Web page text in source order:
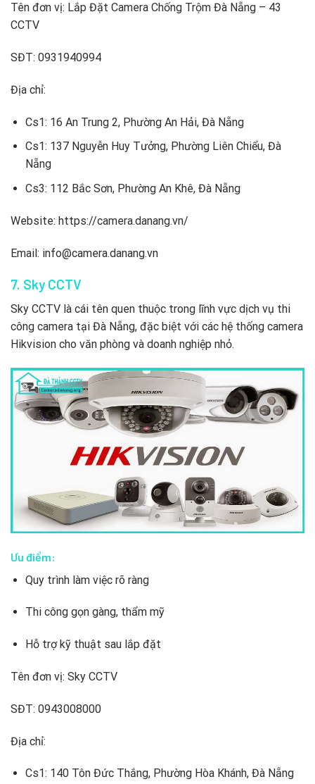
Tên đơn vị: Lắp Đặt Camera Chống Trộm Đà Nẵng – 43
CCTV
SĐT: 0931940994
Địa chỉ:
Cs1: 16 An Trung 2, Phường An Hải, Đà Nẵng
Cs1: 137 Nguyễn Huy Tưởng, Phường Liên Chiểu, Đà
Nẵng
Cs3: 112 Bắc Sơn, Phường An Khê, Đà Nẵng
Website: https://camera.danang.vn/
Email: info@camera.danang.vn
7. Sky CCTV
Sky CCTV là cái tên quen thuộc trong lĩnh vực dịch vụ thi
công camera tại Đà Nẵng, đặc biệt với các hệ thống camera
Hikvision cho văn phòng và doanh nghiệp nhỏ.
Ưu điểm:
Quy trình làm việc rõ ràng
Thi công gọn gàng, thẩm mỹ
Hỗ trợ kỹ thuật sau lắp đặt
Tên đơn vị: Sky CCTV
SĐT: 0943008000
Địa chỉ:
Cs1: 140 Tôn Đức Thắng, Phường Hòa Khánh, Đà Nẵng